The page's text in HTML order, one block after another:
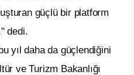
güçlü bir platform
dedi.
yıl daha da güçlendiğini
ve Turizm Bakanlığı